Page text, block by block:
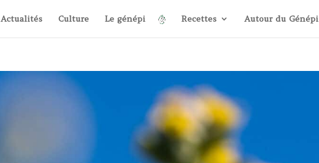
Actualités Culture Le génépi Recettes Autour du Génépi